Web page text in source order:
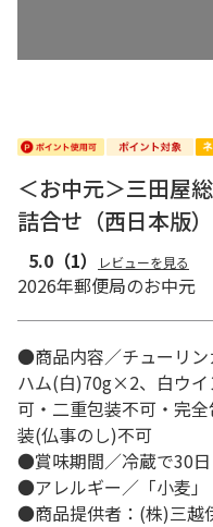
＜お中元＞三田屋
詰合せ（西日本版）
5.0 （1） レビューを見る
2026年郵便局のお中元
●商品内容／チューリ
ハム(白)70g×2、白ウ
可・二重包装不可・完
装(仏事のし)不可
●賞味期間／冷蔵で30
●アレルギー／「小麦
●商品提供者：(株)三越